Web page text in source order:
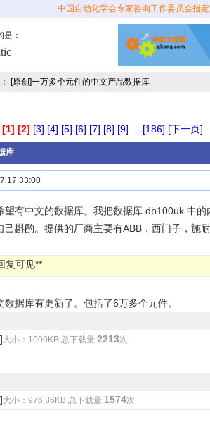
中国自动化学会专家咨询工作委员会指
：
[原创]一万多个元件的中文产品数据库
[1] [2] [3] [4] [5] [6] [7] [8] [9] [186] [下一页]
库
17:33:00
望有中文的数据库。我把数据库 db100uk 中
己斟酌。提供的厂商主要有ABB，西门子，施
复可见**
数据库有更新了。包括了6万多个元件。
]大小：1000KB 总下载量:2213次
]大小：976.36KB 总下载量:1574次